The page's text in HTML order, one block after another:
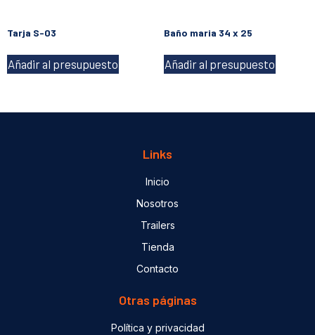
Tarja S-03
Añadir al presupuesto
Baño maria 34 x 25
Añadir al presupuesto
Links
Inicio
Nosotros
Trailers
Tienda
Contacto
Otras páginas
Política y privacidad